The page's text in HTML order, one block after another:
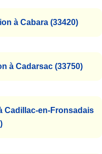
à Cabara (33420)
à Cadarsac (33750)
Cadillac-en-Fronsadais